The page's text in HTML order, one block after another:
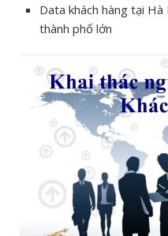
Data khách hàng tại Hà
thành phố lớn